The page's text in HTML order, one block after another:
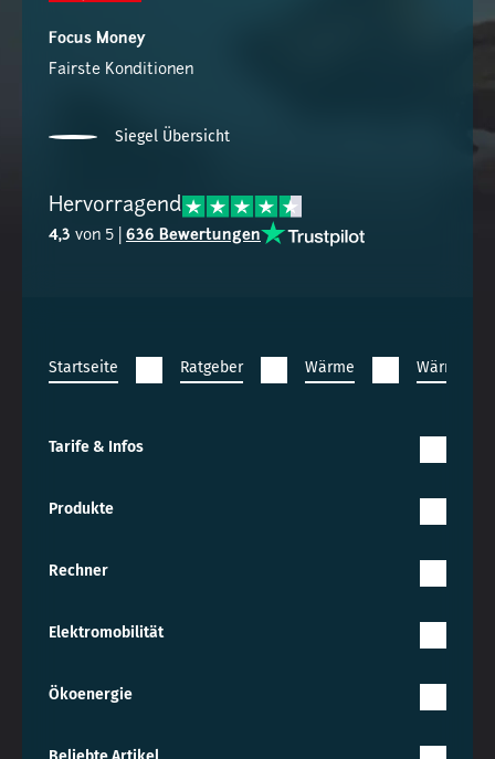
Focus Money
Fairste Konditionen
Siegel Übersicht
Hervorragend
4,3 von 5 | 636 Bewertungen
Startseite Ratgeber Wärme
Tarife & Infos
Produkte
Rechner
Elektromobilität
Ökoenergie